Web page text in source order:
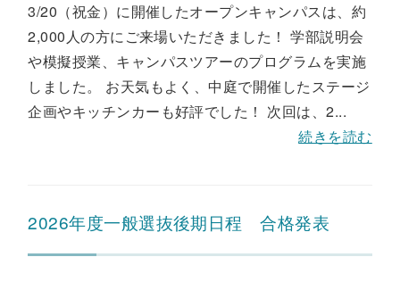
3/20（祝金）に開催したオープンキャンパスは、約
2,000人の方にご来場いただきました！ 学部説明会
や模擬授業、キャンパスツアーのプログラムを実施
しました。 お天気もよく、中庭で開催したステージ
企画やキッチンカーも好評でした！ 次回は、2...
続きを読む
2026年度一般選抜後期日程 合格発表